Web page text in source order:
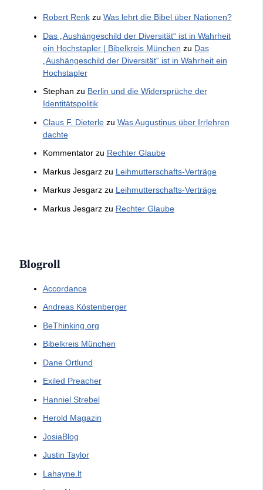
Robert Renkzu Was lehrt die Bibel über Nationen?
Das „Aushängeschild der Diversität“ ist in Wahrheit
ein Hochstapler | Bibelkreis München zu Das
„Aushängeschild der Diversität“ ist in Wahrheit ein
Hochstapler
Stephan zu Berlin und die Widersprüche der
Identitätspolitik
Claus F. Dieterlezu Was Augustinus über Irrlehren
dachte
Kommentatorzu Rechter Glaube
Markus Jesgarzzu Leihmutterschafts-Verträge
Markus Jesgarzzu Leihmutterschafts-Verträge
Markus Jesgarzzu Rechter Glaube
Blogroll
Accordance
Andreas Köstenberger
BeThinking.org
Bibelkreis München
Dane Ortlund
Exiled Preacher
Hanniel Strebel
Herold Magazin
JosiaBlog
Justin Taylor
Lahayne.lt